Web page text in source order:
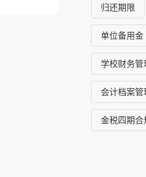
归还期限
单位备用金
学校财务管
会计档案管
金税四期合